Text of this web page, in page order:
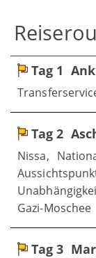
Tag 1
Tag 2
Nissa,
Gazi-Moschee
Tag 3